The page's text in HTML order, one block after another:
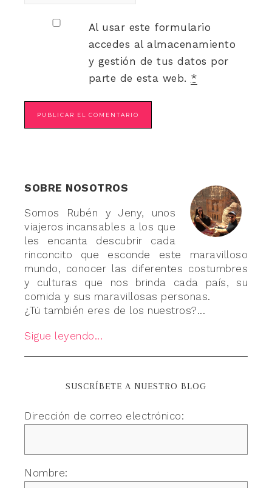
Al usar este formulario
accedes al almacenamiento
y gestión de tus datos por
parte de esta web. *
SOBRE NOSOTROS
Somos Rubén y Jeny, unos
viajeros incansables a los que
les encanta descubrir cada
rinconcito que esconde este maravilloso
mundo, conocer las diferentes costumbres
y culturas que nos brinda cada país, su
comida y sus maravillosas personas.
¿Tú también eres de los nuestros?...
Sigue leyendo...
SUSCRÍBETE A NUESTRO BLOG
Dirección de correo electrónico:
Nombre: